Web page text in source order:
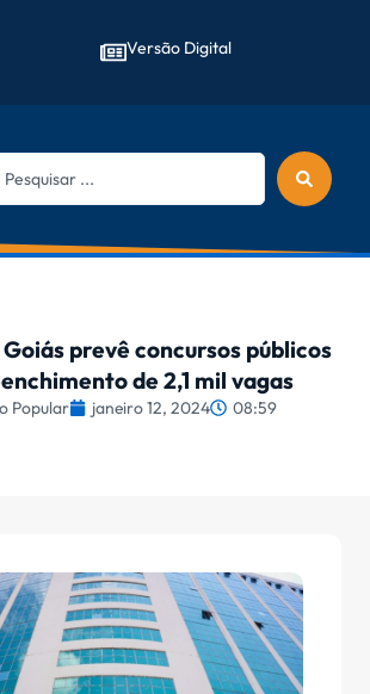
Versão Digital
prevê concursos públicos
de 2,1 mil vagas
Popular janeiro 12, 2024 08:59